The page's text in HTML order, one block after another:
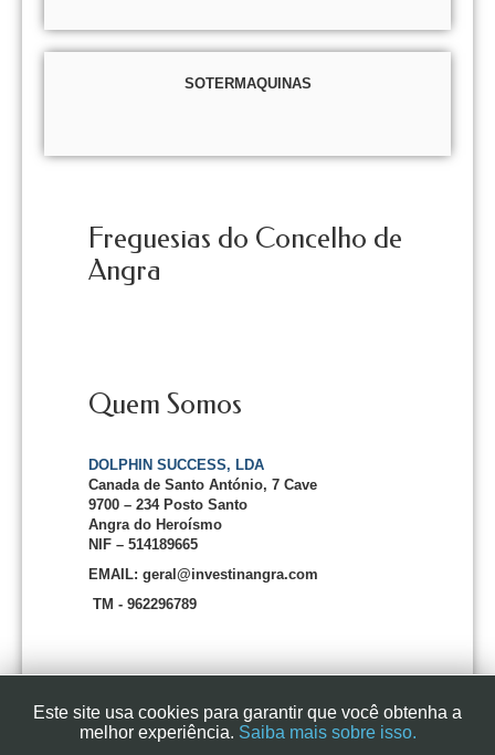
SOTERMAQUINAS
Freguesias do Concelho de
Angra
Quem Somos
DOLPHIN SUCCESS, LDA
Canada de Santo António, 7 Cave
9700 – 234 Posto Santo
Angra do Heroísmo
NIF – 514189665
EMAIL: geral@investinangra.com
TM - 962296789
Este site usa cookies para garantir que você obtenha a
melhor experiência. Saiba mais sobre isso.